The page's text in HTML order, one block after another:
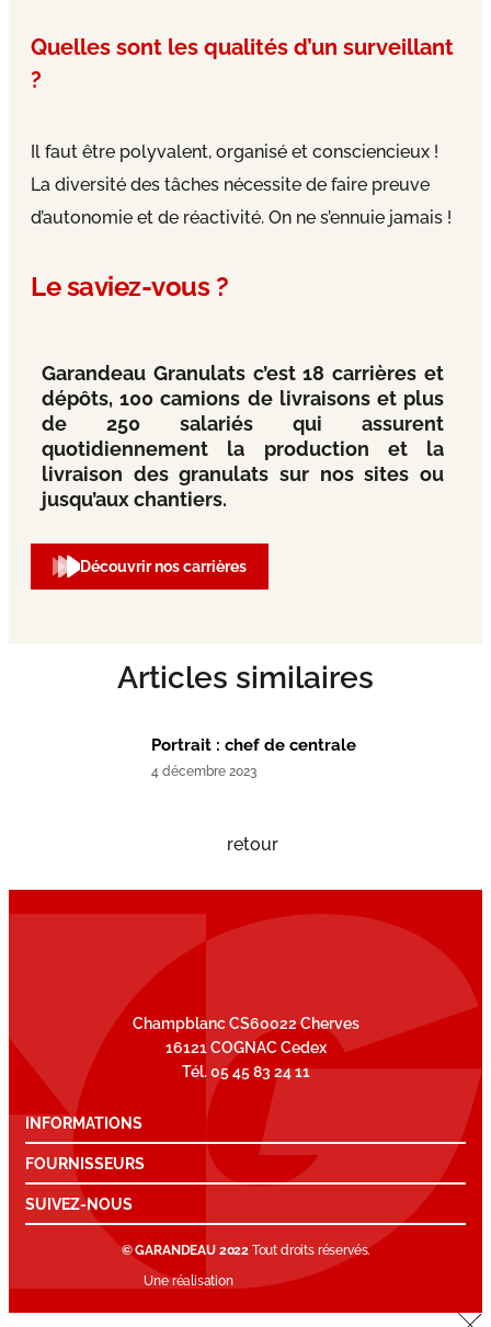
Quelles sont les qualités d’un surveillant
?
Il faut être polyvalent, organisé et consciencieux !
La diversité des tâches nécessite de faire preuve
d’autonomie et de réactivité. On ne s’ennuie jamais !
Le saviez-vous ?
Garandeau Granulats c’est 18 carrières et
dépôts, 100 camions de livraisons et plus
de 250 salariés qui assurent
quotidiennement la production et la
livraison des granulats sur nos sites ou
jusqu’aux chantiers.
Découvrir nos carrières
Articles similaires
Portrait : chef de centrale
4 décembre 2023
retour
Champblanc CS60022 Cherves
16121 COGNAC Cedex
Tél. 05 45 83 24 11
INFORMATIONS
FOURNISSEURS
SUIVEZ-NOUS
© GARANDEAU 2022 Tout droits réservés.
Une réalisation